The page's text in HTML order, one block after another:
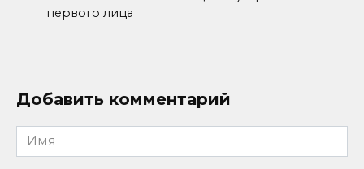
первого лица
Добавить комментарий
Имя
*